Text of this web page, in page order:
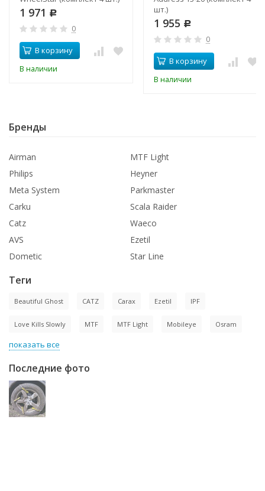
1 971 Р
0
В корзину
В наличии
шт.)
1 955 Р
0
В корзину
В наличии
Бренды
Airman
MTF Light
Philips
Heyner
Meta System
Parkmaster
Carku
Scala Raider
Catz
Waeco
AVS
Ezetil
Dometic
Star Line
Теги
Beautiful Ghost CATZ Carax Ezetil IPF
Love Kills Slowly MTF MTF Light Mobileye Osram
показать все
Последние фото